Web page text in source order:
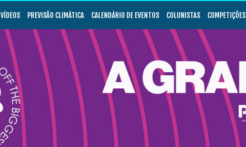
VÍDEOS PREVISÃO CLIMÁTICA CALENDÁRIO DE EVENTOS COLUNISTAS COMPETIÇÕES